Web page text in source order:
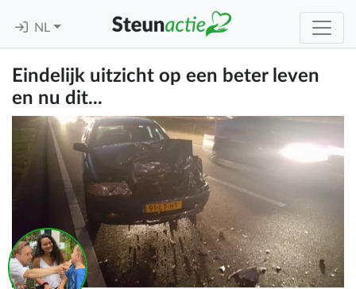
NL
Eindelijk uitzicht op een beter leven
en nu dit...